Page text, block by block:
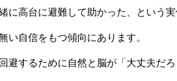
高台に避難して助かった、という実
い自信をもつ傾向にあります。
するために自然と脳が「大丈夫だろ